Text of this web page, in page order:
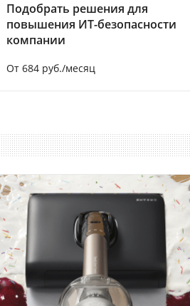
Подобрать решения для
повышения ИТ-безопасности
компании
От 684 руб./месяц